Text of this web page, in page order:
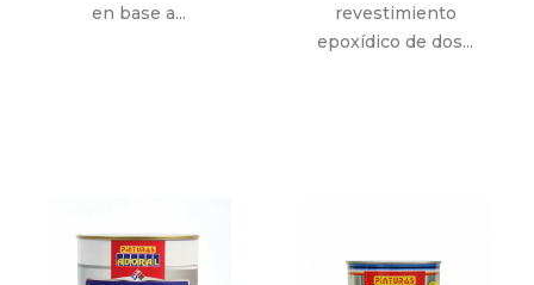
en base a...
revestimiento
epoxídico de dos...